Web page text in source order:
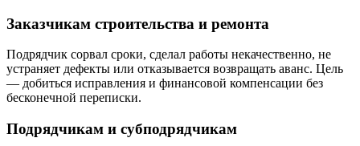
Заказчикам строительства и ремонта
Подрядчик сорвал сроки, сделал работы некачественно, не
устраняет дефекты или отказывается возвращать аванс. Цель
— добиться исправления и финансовой компенсации без
бесконечной переписки.
Подрядчикам и субподрядчикам